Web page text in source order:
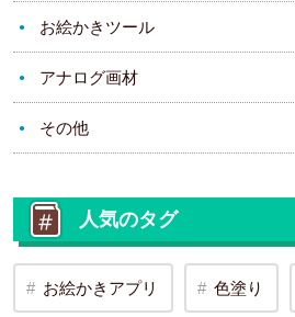
お絵かきツール
アナログ画材
その他
人気のタグ
お絵かきアプリ 色塗り